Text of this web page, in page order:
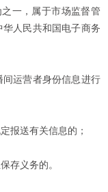
一，属于市场监督管
人民共和国电子商务
间运营者身份信息进行
报送有关信息的；
存义务的。